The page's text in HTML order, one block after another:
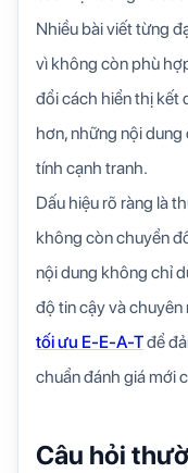
Nhiều bài viết từng
vì không còn phù
đổi cách hiển thị kết
hơn, những nội
tính cạnh tranh.
Dấu hiệu rõ ràng là
không còn chuyển
nội dung không chỉ
độ tin cậy và
tối ưu E-E-A-Tđể
chuẩn đánh giá mới
Câu hỏi